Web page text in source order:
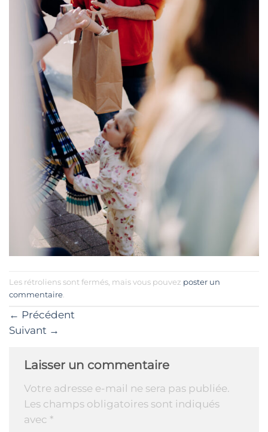
Les rétroliens sont fermés, mais vous pouvez poster un
commentaire
← Précédent
Suivant →
Laisser un commentaire
Votre adresse e-mail ne sera pas publiée.
Les champs obligatoires sont indiqués
avec *